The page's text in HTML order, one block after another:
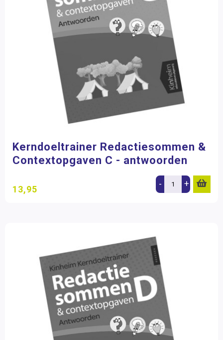
Kerndoeltrainer Redactiesommen &
Contextopgaven C - antwoorden
13,95 - +